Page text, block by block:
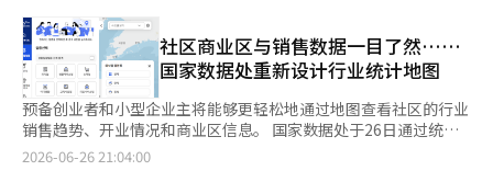
历史新高，增幅远高于首都圈机场的水平（17%）。随着国际航线
陆续恢复、邮轮停靠港不断增加，外籍游客的活动范围正持续扩
大。 旅游平台数据也印证了这一趋势。携程集团数据显示，今年7
至8月旅游旺季期间，外籍游客在韩国国内铁路预订量同比增长约
161%。其中，首尔至大田线路增幅最为突出，达1840%；首尔至
全州增长989%，首尔至江陵增长415%，首尔至庆州增长300%。
携程目前正与加平小法国村、南怡岛、济州等地方旅游景点合作推
出旅游产品，并加强与釜山市、庆尚北道及忠清南北道等地方政府
韩元贬值，前来韩国的外国游客人数预计将增加，从而推动百货商
店的购物需求。今年1月至5月，累计到访韩国的外国游客达871万
6000人，比去年同期增长了21%。外国游客的信用卡消费额也达
到了7兆9845亿韩元，增长了47.3%。 在外国游客的支出中，购物
占比最高，达45%。饮食和住宿的占比分别为15.3%和14.0%。
便利店的展望指数也从第二季度的85大幅反弹至第三季度的127。
这反映了对夏季饮料和即食食品等主力商品销售增长的期待。便利
店已成为外国游客的主要访问地之一，这也是销售额增长的因素之
工厂，具体选址尚未确定。不过，在上个月29日于青瓦台举行
的“韩国大跃进三大mega项目国民报告会”上，三星电子会长李
在明提到光州，而SK集团会长崔泰源则提到西南地区作为投资候
选地。此次投资规模相当于全南与光州五年的地区生产总值
（GRDP）。特别是半导体产业不仅涉及生产设施，还包括设备、
材料、零部件企业及研发人员，形成典型的集群产业。因此，工厂
建设一旦落实，不仅工厂员工，合作公司及服务业从业者也将涌
入，居住、教育及商业需求将同时增长的可能性很大。百货业界表
社区商业区与销售数据一目了然……
国家数据处重新设计行业统计地图
预备创业者和小型企业主将能够更轻松地通过地图查看社区的行业
销售趋势、开业情况和商业区信息。 国家数据处于26日通过统计
地理信息服务（SGIS）发布了重新设计的“行业统计地图”服务。
2026-06-26 21:04:00